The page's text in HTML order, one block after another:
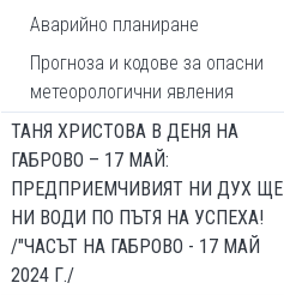
Аварийно планиране
Прогноза и кодове за опасни
метеорологични явления
ТАНЯ ХРИСТОВА В ДЕНЯ НА
ГАБРОВО – 17 МАЙ:
ПРЕДПРИЕМЧИВИЯТ НИ ДУХ ЩЕ
НИ ВОДИ ПО ПЪТЯ НА УСПЕХА!
/"ЧАСЪТ НА ГАБРОВО - 17 МАЙ
2024 Г./